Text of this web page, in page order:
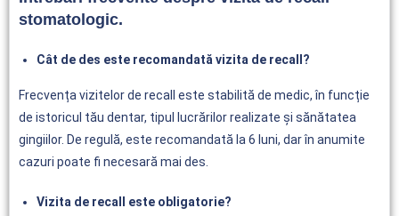
stomatologic.
Cât de des este recomandată vizita de recall?
Frecvența vizitelor de recall este stabilită de medic, în funcție
de istoricul tău dentar, tipul lucrărilor realizate și sănătatea
gingiilor. De regulă, este recomandată la 6 luni, dar în anumite
cazuri poate fi necesară mai des.
Vizita de recall este obligatorie?